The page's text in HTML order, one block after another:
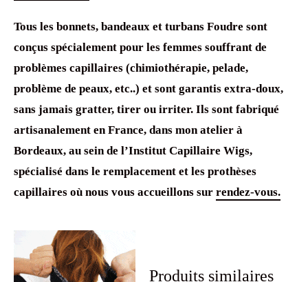
Tous les bonnets, bandeaux et turbans Foudre sont
conçus spécialement pour les femmes souffrant de
problèmes capillaires (chimiothérapie, pelade,
problème de peaux, etc..) et sont garantis extra-doux,
sans jamais gratter, tirer ou irriter. Ils sont fabriqué
artisanalement en France, dans mon atelier à
Bordeaux, au sein de l’Institut Capillaire Wigs,
spécialisé dans le remplacement et les prothèses
capillaires où nous vous accueillons sur rendez-vous.
Produits similaires